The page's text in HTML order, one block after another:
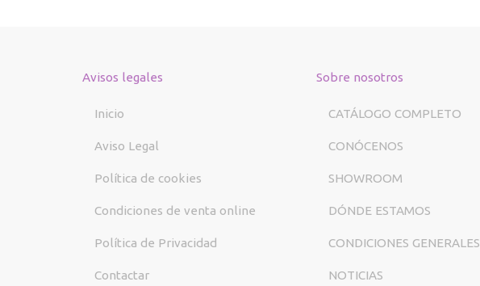
Avisos legales
Inicio
Aviso Legal
Política de cookies
Condiciones de venta online
Política de Privacidad
Contactar
Sobre nosotros
CATÁLOGO COMPLETO
CONÓCENOS
SHOWROOM
DÓNDE ESTAMOS
CONDICIONES GENERALES
NOTICIAS